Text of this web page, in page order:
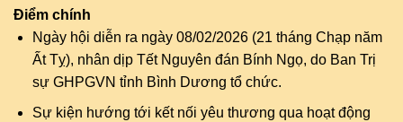
Điểm chính
Ngày hội diễn ra ngày 08/02/2026 (21 tháng Chạp năm
Ất Tỵ), nhân dịp Tết Nguyên đán Bính Ngọ, do Ban Trị
sự GHPGVN tỉnh Bình Dương tổ chức.
Sự kiện hướng tới kết nối yêu thương qua hoạt động